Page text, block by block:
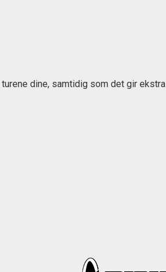
dine, samtidig som det gir ekstra